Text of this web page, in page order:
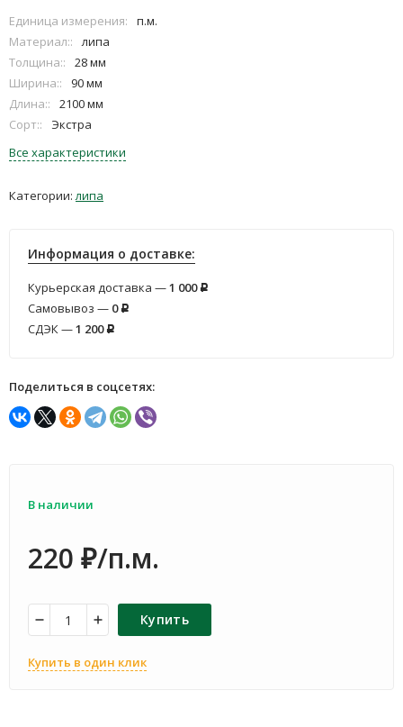
Единица измерения:
п.м.
Материал::
липа
Толщина::
28 мм
Ширина::
90 мм
Длина::
2100 мм
Сорт::
Экстра
Все характеристики
Категории:липа
Информация о доставке:
Курьерская доставка —1 000 Р
Самовывоз — 0 Р
СДЭК —1 200 Р
Поделиться в соцсетях:
В наличии
220 ₽/п.м.
Купить
Купить в один клик